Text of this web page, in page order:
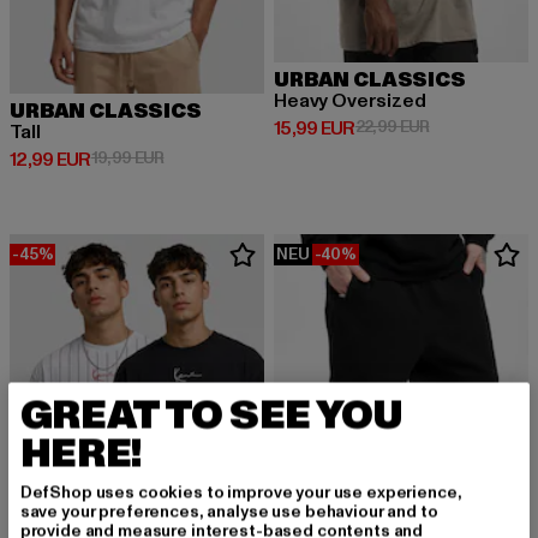
URBAN CLASSICS
Tall
12,99 EUR
Derzeitiger Preis: 12,99 EUR
19,99 EURAktionspreis: 19,99 EUR
URBAN CLASSICS
Heavy Oversized
15,99 EUR
Derzeitiger Preis: 15,99 EUR
22,99 EURAktionspreis:
-45% NEU -40%
GREAT TO SEE YOU
HERE!
DefShop uses cookies to improve your use experience,
save your preferences, analyse use behaviour and to
provide and measure interest-based contents and